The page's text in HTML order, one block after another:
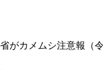
がカメムシ注意報（